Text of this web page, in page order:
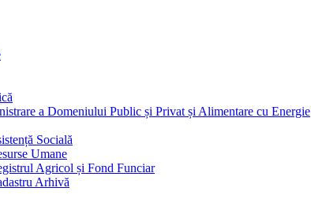
a Domeniului Public și Privat și Alimentare cu Energie
Socială
Umane
Agricol și Fond Funciar
Arhivă